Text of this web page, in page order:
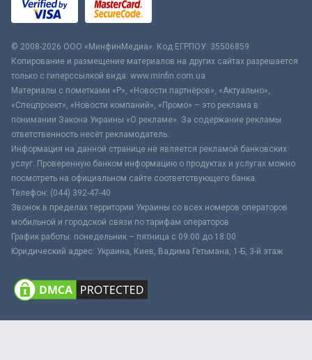
© 2008-2026 ООО «МинфинМедиа». Код ЕГРПОУ: 35506859
Копирование и размещение материалов на других сайтах разрешается
только с гиперссылкой вида: www.minfin.com.ua
Материалы с пометками «Р», «Новости партнёров», «Актуально»,
«Спецпроект», «Новости компаний», «Промо» – это реклама в
понимании Закона Украины «О рекламе». За содержание рекламы
ответственность несёт рекламодатель.
Информация на данной странице не является рекламой банковских
услуг. Проверенную банком информацию о продуктах и услугах можно
посмотреть на официальном сайте соответствующего банка.
Телефон: (044) 392-47-40
Звонок в пределах территории Украины со всех номеров операторов
мобильной и городской связи по тарифам операторов
График работы: понедельник – пятница с 09:00 до 18:00
Юридический адрес: Украина, Киев, Вадима Гетьмана, 1-Б, 3-й этаж